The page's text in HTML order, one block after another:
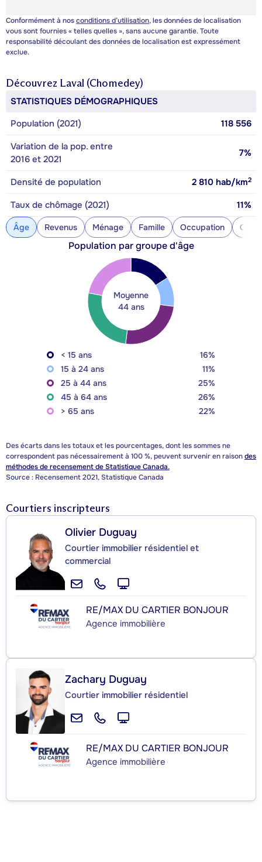
Conformément à nosconditions d’utilisation, les données de localisation
vous sont fournies « telles quelles », sans aucune garantie. Toute
responsabilité découlant des données de localisation est expressément
exclue.
Découvrez Laval (Chomedey)
STATISTIQUES DÉMOGRAPHIQUES
Population (2021)
118 556
Variation de la pop. entre
2016 et 2021
7%
Densité de population 2 810 hab/km2
Taux de chômage (2021) 11%
Âge Revenus Ménage Famille Occupation
Population par groupe d'âge
Moyenne
44 ans
< 15 ans
16%
15 à 24 ans
11%
25 à 44 ans
25%
45 à 64 ans
26%
> 65 ans
22%
Des écarts dans les totaux et les pourcentages, dont les sommes ne
correspondent pas nécessairement à 100 %, peuvent survenir en raisondes
méthodes de recensement de Statistique Canada.
Source : Recensement 2021, Statistique Canada
Courtiers inscripteurs
Olivier Duguay
Courtier immobilier résidentiel et
commercial
RE/MAX DU CARTIER BONJOUR
Agence immobilière
Zachary Duguay
Courtier immobilier résidentiel
RE/MAX DU CARTIER BONJOUR
Agence immobilière